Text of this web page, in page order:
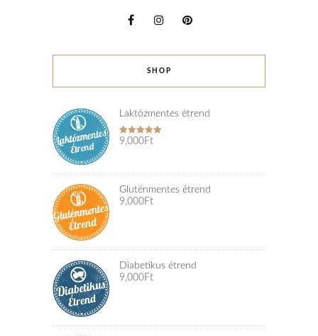
SHOP
Laktózmentes étrend
Rated5.00
9,000Ft
Gluténmentes étrend
9,000Ft
Diabetikus étrend
9,000Ft